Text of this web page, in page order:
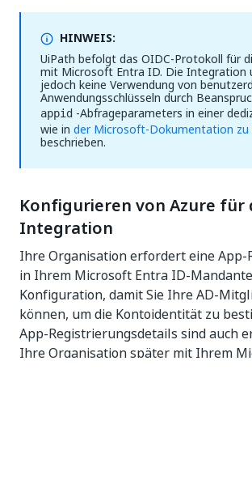
HINWEIS:
UiPath befolgt das OIDC-Protokoll für
mit Microsoft Entra ID. Die
jedoch keine Verwendung von
Anwendungsschlüsseln durch
appid -Abfrageparameters in einer
wie in der Microsoft-Dokumentation
beschrieben.
Konfigurieren von Azure für
Integration
Ihre Organisation erfordert eine App-
in Ihrem Microsoft Entra ID-
Konfiguration, damit Sie Ihre AD-
können, um die Kontoidentität zu
App-Registrierungsdetails sind auch
Ihre Organisation später mit Ihrem